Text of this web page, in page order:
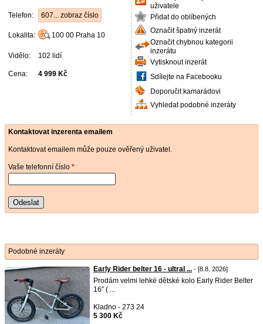
Telefon: 607... zobraz číslo
Lokalita: 100 00 Praha 10
Vidělo: 102 lidí
Cena: 4 999 Kč
uživatele
Přidat do oblíbených
Označit špatný inzerát
Označit chybnou kategorii
inzerátu
Vytisknout inzerát
Sdílejte na Facebooku
Doporučit kamarádovi
Vyhledat podobné inzeráty
Kontaktovat inzerenta emailem
Kontaktovat emailem může pouze ověřený uživatel.
Vaše telefonní číslo *
Odeslat
Podobné inzeráty
Early Rider belter 16 - ultral ... - [8.8. 2026]
Prodám velmi lehké dětské kolo Early Rider Belter
16” ( ...
Kladno - 273 24
5 300 Kč